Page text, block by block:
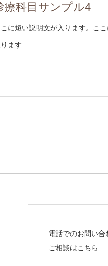
療科目サンプル4
こに短い説明文が入ります。こ
ります
電話でのお問い合
ご相談はこちら